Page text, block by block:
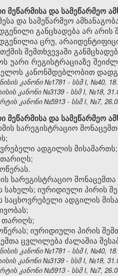
მეწარმისა და სამეწარმეო
და სამეწარმეო
განცხადება არ
ცრუ,
თქმის შემთხვევაში
უარი რეგისტრაციაზე
კანონმდებლობით
კანონი №1781 - სსმ I, №40,
კანონი №3139 - სსმ I, №18,
კანონი №5913 - სსმ I, №7,
მეწარმისა და სამეწარმეო
სარეგისტრაციო
ადგილის მისამართს;
თარიღს;
სარეგისტრაციო
იურიდიული პირის
საცხოვრებელი ადგილის
თარიღს;
იურიდიული პირის
ცვლილება ძალაშია
კანონი №1781 - სსმ I, №40,
კანონი №3139 - სსმ I, №18,
კანონი №5913 - სსმ I, №7,